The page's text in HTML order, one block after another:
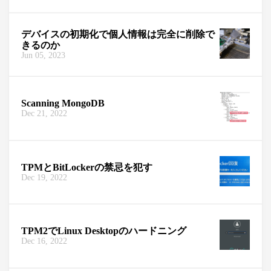
デバイスの初期化で個人情報は完全に削除で
きるのか
Jun 05, 2023
Scanning MongoDB
Dec 21, 2022
TPMとBitLockerの禁忌を犯す
Dec 19, 2022
TPM2でLinux Desktopのハードニング
Dec 16, 2022